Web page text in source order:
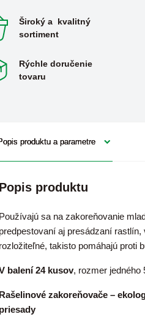
Široký a kvalitný
sortiment
Rýchle doručenie
tovaru
produktu a parametre
produktu
sa na zakoreňovanie
aj presádzaní rastlín,
takisto pomáhajú proti
balení 24 kusov, rozmer jedného
zakoreňovače –